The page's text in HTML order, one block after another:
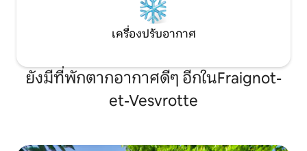
เครื่องปรับอากาศ
ยังมีที่พักตากอากาศดีๆ อีกในFraignot-
et-Vesvrotte